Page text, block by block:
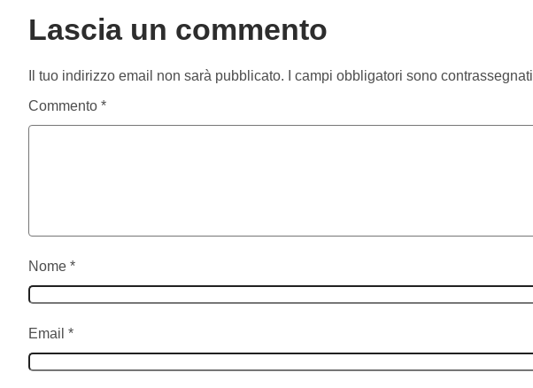
Lascia un commento
Il tuo indirizzo email non sarà pubblicato. I campi obbligatori sono contrassegnati
Commento *
Nome *
Email *